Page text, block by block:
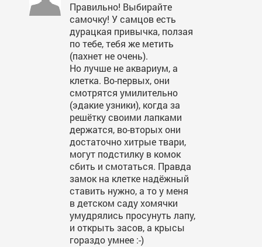
Правильно! Выбирайте
самочку! У самцов есть
дурацкая привычка, ползая
по тебе, тебя же метить
(пахнет не очень).
Но лучше не аквариум, а
клетка. Во-первых, они
смотрятся умилительно
(эдакие узники), когда за
решётку своими лапками
держатся, во-вторых они
достаточно хитрые твари,
могут подстилку в комок
сбить и смотаться. Правда
замок на клетке надёжный
ставить нужно, а то у меня
в детском саду хомячки
умудрялись просунуть лапу,
и открыть засов, а крысы
гораздо умнее :-)